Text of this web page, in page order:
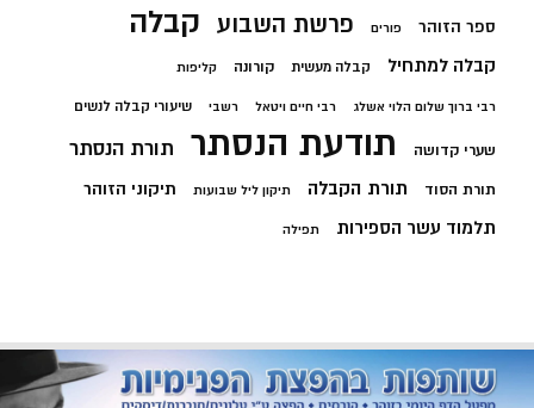
ספר הזוהר פורים פרשת השבוע קבלה
קבלה למתחיל קבלה מעשית קורונה קליפות
רבי ברוך שלום הלוי אשלג רבי חיים ויטאל רשבי שיעורי קבלה לנשים
שערי קדושה תודעת הנסתר תורת הנסתר
תורת הסוד תורת הקבלה תיקון ליל שבועות תיקוני הזוהר
תלמוד עשר הספירות תפילה